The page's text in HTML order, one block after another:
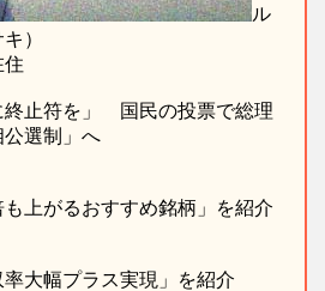
ル
）
住
終止符を」 国民の投票で総理
選制」へ
上がるおすすめ銘柄」を紹介
大幅プラス実現」を紹介